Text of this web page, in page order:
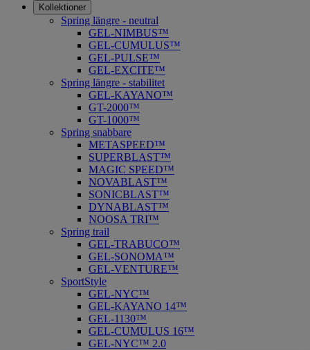
Kollektioner
Spring längre - neutral
​GEL-NIMBUS™
GEL-CUMULUS™
GEL-PULSE™
GEL-EXCITE™
Spring längre - stabilitet
GEL-KAYANO™
GT-2000™
GT-1000™
Spring snabbare
METASPEED™
SUPERBLAST™
MAGIC SPEED™
NOVABLAST™
SONICBLAST™
DYNABLAST™
NOOSA TRI™
Spring trail
GEL-TRABUCO™
GEL-SONOMA™
GEL-VENTURE™
SportStyle
GEL-NYC™
GEL-KAYANO 14™
GEL-1130™
GEL-CUMULUS 16™
GEL-NYC™ 2.0